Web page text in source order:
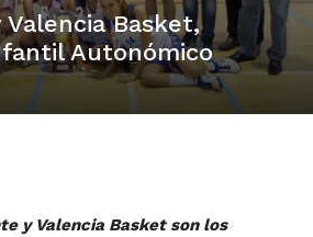
Valencia Basket,
Autonómico
y Valencia Basket son los